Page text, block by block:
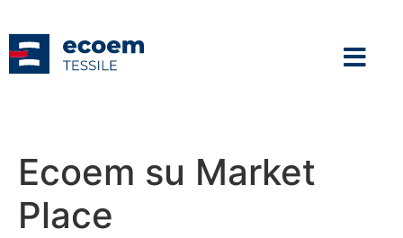
Ecoem su Market
Place